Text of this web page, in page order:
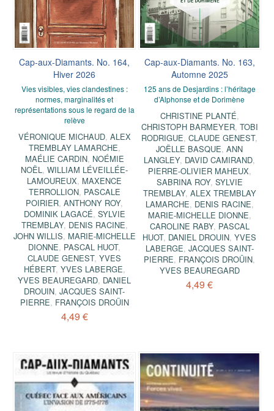
Cap-aux-Diamants. No. 164,
Hiver 2026
Vies visibles, vies clandestines :
normes, marginalités et
représentations sous le regard de la
relève
VÉRONIQUE MICHAUD, ALEX
TREMBLAY LAMARCHE,
MAÉLIE CARDIN, NOÉMIE
NOËL,WILLIAM LÉVEILLÉE-
LAMOUREUX, MAXENCE
TERROLLION, PASCALE
POIRIER,ANTHONY ROY,
DOMINIK LAGACÉ, SYLVIE
TREMBLAY, DENIS RACINE,
JOHN WILLIS, MARIE-MICHELLE
DIONNE, PASCAL HUOT,
CLAUDE GENEST,YVES
HÉBERT, YVES LABERGE,
YVES BEAUREGARD, DANIEL
DROUIN,JACQUES SAINT-
PIERRE, FRANÇOIS DROÜIN
4,49 €
Cap-aux-Diamants. No. 163,
Automne 2025
125 ans de Desjardins : l’héritage
d’Alphonse et de Dorimène
CHRISTINE PLANTÉ,
CHRISTOPH BARMEYER, TOBI
RODRIGUE,CLAUDE GENEST,
JOËLLE BASQUE,ANN
LANGLEY, DAVID CAMIRAND,
PIERRE-OLIVIER MAHEUX,
SABRINA ROY, SYLVIE
TREMBLAY, ALEX TREMBLAY
LAMARCHE, DENIS RACINE,
MARIE-MICHELLE DIONNE,
CAROLINE RABY, PASCAL
HUOT, DANIEL DROUIN,YVES
LABERGE, JACQUES SAINT-
PIERRE, FRANÇOIS DROÜIN,
YVES BEAUREGARD
4,49 €